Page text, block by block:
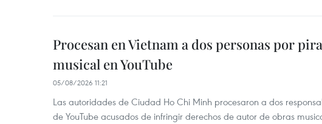
Procesan en Vietnam a dos personas por
musical en YouTube
05/08/2026 11:21
Las autoridades de Ciudad Ho Chi Minh procesaron a dos
de YouTube acusados de infringir derechos de autor de obras